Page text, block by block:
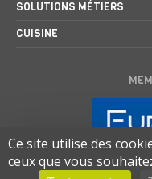
SOLUTIONS MÉTIERS
CUISINE
Ce site utilise des
ceux que vous